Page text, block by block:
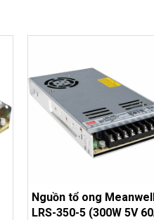
Nguồn tổ ong
LRS-350-5 (300W 5V